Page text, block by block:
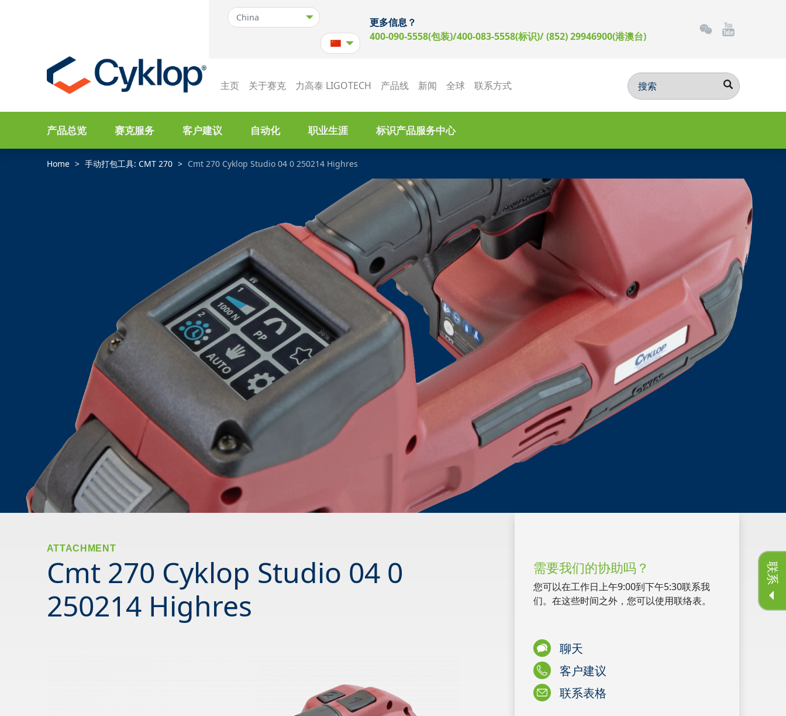
主页 关于赛克 力高泰 LIGOTECH 产品线 新闻 全球 联系方式
更多信息？
400-090-5558(包装)/400-083-5558(标识)/ (852) 29946900(港澳台)
产品总览 赛克服务 客户建议 自动化 职业生涯 标识产品服务中心
联系
Home 手动打包工具: CMT 270 Cmt 270 Cyklop Studio 04 0 250214 Highres
ATTACHMENT
Cmt 270 Cyklop Studio 04 0
250214 Highres
需要我们的协助吗？
您可以在工作日上午9:00到下午5:30联系我
们。在这些时间之外，您可以使用联络表。
聊天
客户建议
联系表格